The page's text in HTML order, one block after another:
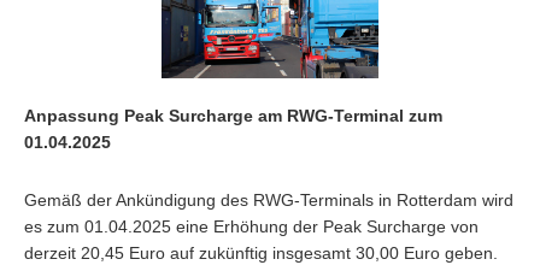
Anpassung Peak Surcharge am RWG-Terminal zum
01.04.2025
Gemäß der Ankündigung des RWG-Terminals in Rotterdam wird
es zum 01.04.2025 eine Erhöhung der Peak Surcharge von
derzeit 20,45 Euro auf zukünftig insgesamt 30,00 Euro geben.